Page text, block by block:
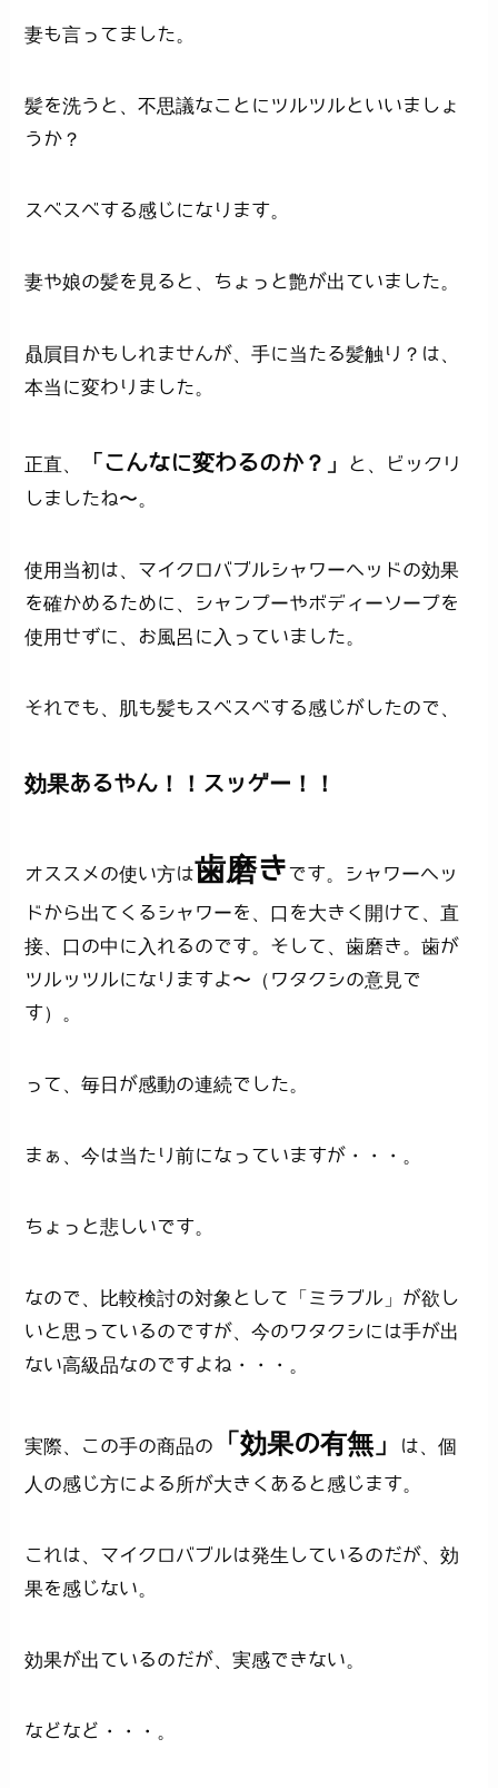
妻も言ってました。
髪を洗うと、不思議なことにツルツルといいましょ
うか？
スベスベする感じになります。
妻や娘の髪を見ると、ちょっと艶が出ていました。
贔屓目かもしれませんが、手に当たる髪触り？は、
本当に変わりました。
正直、 「こんなに変わるのか？」
と、ビックリ
しましたね〜。
使用当初は、マイクロバブルシャワーヘッドの効果
を確かめるために、シャンプーやボディーソープを
使用せずに、お風呂に入っていました。
それでも、肌も髪もスベスベする感じがしたので、
効果あるやん！！スッゲー！！
オススメの使い方は歯磨きです。シャワーヘッ
ドから出てくるシャワーを、口を大きく開けて、直
接、口の中に入れるのです。そして、歯磨き。歯が
ツルッツルになりますよ〜（ワタクシの意見で
す）。
って、毎日が感動の連続でした。
まぁ、今は当たり前になっていますが・・・。
ちょっと悲しいです。
なので、比較検討の対象として「ミラブル」が欲し
いと思っているのですが、今のワタクシには手が出
ない高級品なのですよね・・・。
実際、この手の商品の 「効果の有無」
は、個
人の感じ方による所が大きくあると感じます。
これは、マイクロバブルは発生しているのだが、効
果を感じない。
効果が出ているのだが、実感できない。
などなど・・・。